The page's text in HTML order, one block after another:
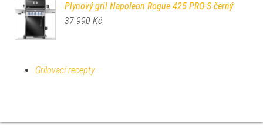
Plynový gril Napoleon Rogue 425 PRO-S černý
37 990 Kč
Grilovací recepty